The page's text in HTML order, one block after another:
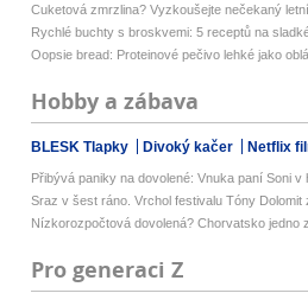
Cuketová zmrzlina? Vyzkoušejte nečekaný letní
Rychlé buchty s broskvemi: 5 receptů na
Oopsie bread: Proteinové pečivo lehké jako
Hobby a zábava
BLESK Tlapky Divoký kačer Netflix
Přibývá paniky na dovolené: Vnuka paní Soni v
Sraz v šest ráno. Vrchol festivalu Tóny Dolomit
Nízkorozpočtová dovolená? Chorvatsko jedno
Pro generaci Z